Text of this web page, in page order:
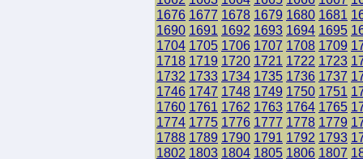
1676 1677 1678 1679 1680 1681
1690 1691 1692 1693 1694 1695
1704 1705 1706 1707 1708 1709
1718 1719 1720 1721 1722 1723
1732 1733 1734 1735 1736 1737
1746 1747 1748 1749 1750 1751
1760 1761 1762 1763 1764 1765
1774 1775 1776 1777 1778 1779
1788 1789 1790 1791 1792 1793
1802 1803 1804 1805 1806 1807